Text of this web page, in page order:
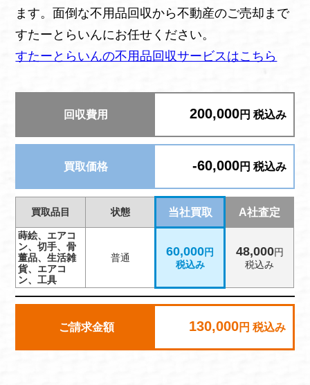
ます。面倒な不用品回収から不動産のご売却まで
すたーとらいんにお任せください。
すたーとらいんの不用品回収サービスはこちら
回収費用 200,000円 税込み
買取価格 -60,000円 税込み
買取品目 状態 当社買取 A社査定
蒔絵、エアコ
ン、切手、骨
董品、生活雑
貨、エアコ
ン、工具
普通 60,000円
税込み
48,000円
税込み
ご請求金額 130,000円 税込み